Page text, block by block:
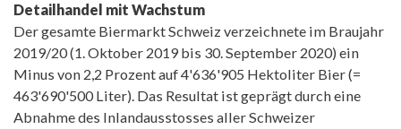
Detailhandel mit Wachstum
Der gesamte Biermarkt Schweiz verzeichnete im Braujahr
2019/20 (1. Oktober 2019 bis 30. September 2020) ein
Minus von 2,2 Prozent auf 4'636'905 Hektoliter Bier (=
463'690'500 Liter). Das Resultat ist geprägt durch eine
Abnahme des Inlandausstosses aller Schweizer